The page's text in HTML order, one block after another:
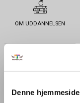
Denne
OM UDDANNELSEN